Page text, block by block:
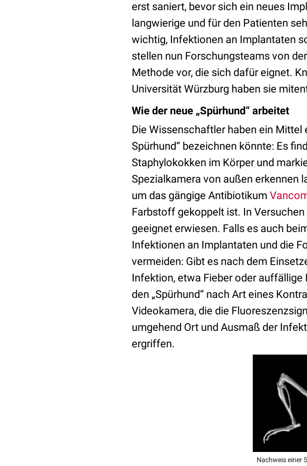
erst saniert, bevor sich ein neues
langwierige und für den Patienten
wichtig, Infektionen an Implantaten
stellen nun Forschungsteams von
Methode vor, die sich dafür eignet.
Universität Würzburg haben sie
Wie der neue „Spürhund“ arbeitet
Die Wissenschaftler haben ein
Spürhund“ bezeichnen könnte: Es
Staphylokokken im Körper und
Spezialkamera von außen erkennen
um das gängige Antibiotikum
Farbstoff gekoppelt ist. In
geeignet erwiesen. Falls es auch
Infektionen an Implantaten und die
vermeiden: Gibt es nach dem
Infektion, etwa Fieber oder
den „Spürhund“ nach Art eines
Videokamera, die die
umgehend Ort und Ausmaß der
ergriffen.
Nachweis einer